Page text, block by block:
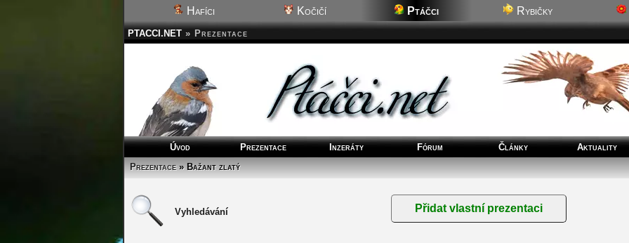
Hafíci Kočičí Ptáčci Rybičky
PTACCI.NET » Prezentace
Úvod Prezentace Inzeráty Fórum Články
Aktuality
Prezentace» Bažant zlatý
Vyhledávání